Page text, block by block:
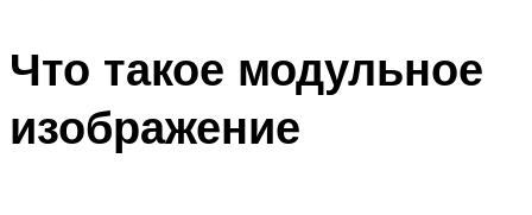
Что такое модульное
изображение